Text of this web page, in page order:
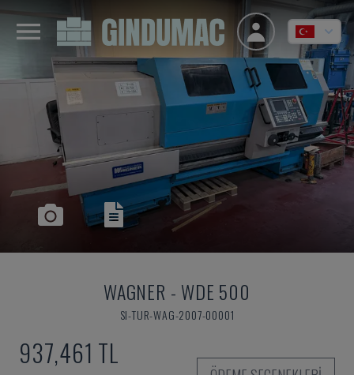
WAGNER - WDE 500
SI-TUR-WAG-2007-00001
937,461 TL